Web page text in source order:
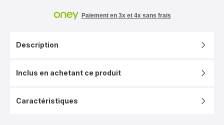
&
Paiement en 3x et 4x sans frais
Description
Inclus en achetant ce produit
Caractéristiques